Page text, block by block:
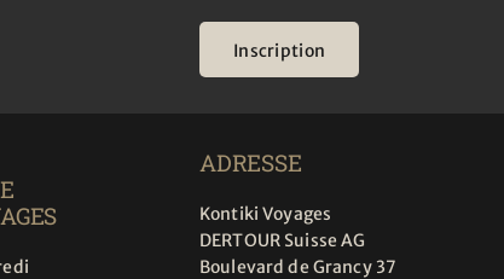
Inscription
ADRESSE
Kontiki Voyages
DERTOUR Suisse AG
Boulevard de Grancy 37